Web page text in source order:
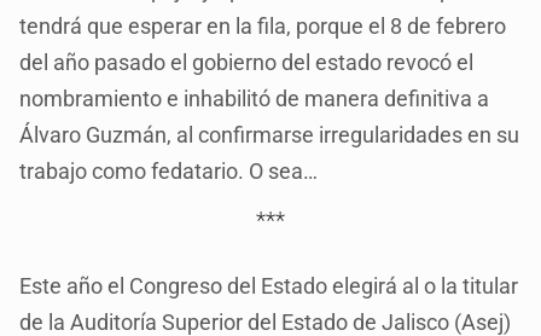
tendrá que esperar en la fila, porque el 8 de febrero
del año pasado el gobierno del estado revocó el
nombramiento e inhabilitó de manera definitiva a
Álvaro Guzmán, al confirmarse irregularidades en su
trabajo como fedatario. O sea…
***
Este año el Congreso del Estado elegirá al o la titular
de la Auditoría Superior del Estado de Jalisco (Asej)